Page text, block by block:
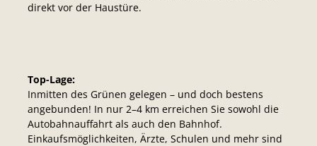
direkt vor der Haustüre.
Top-Lage:
Inmitten des Grünen gelegen – und doch bestens
angebunden! In nur 2–4 km erreichen Sie sowohl die
Autobahnauffahrt als auch den Bahnhof.
Einkaufsmöglichkeiten, Ärzte, Schulen und mehr sind